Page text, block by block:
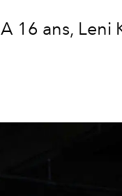
A 16 ans, Leni